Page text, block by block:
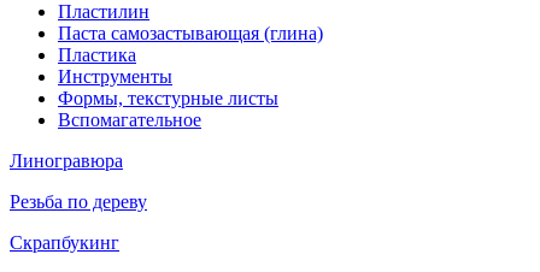
Пластилин
Паста самозастывающая (глина)
Пластика
Инструменты
Формы, текстурные листы
Вспомагательное
Линогравюра
Резьба по дереву
Скрапбукинг